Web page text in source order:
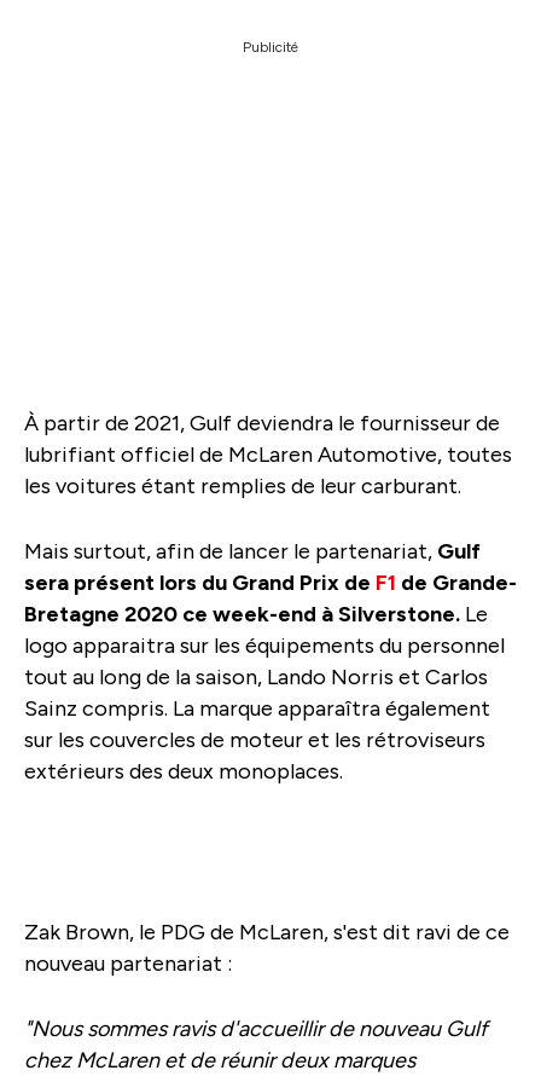
Publicité
À partir de 2021, Gulf deviendra le fournisseur de
lubrifiant officiel de McLaren Automotive, toutes
les voitures étant remplies de leur carburant.
Mais surtout, afin de lancer le partenariat, Gulf
sera présent lors du Grand Prix de F1 de Grande-
Bretagne 2020 ce week-end à Silverstone. Le
logo apparaitra sur les équipements du personnel
tout au long de la saison, Lando Norris et Carlos
Sainz compris. La marque apparaîtra également
sur les couvercles de moteur et les rétroviseurs
extérieurs des deux monoplaces.
Zak Brown, le PDG de McLaren, s'est dit ravi de ce
nouveau partenariat :
"Nous sommes ravis d'accueillir de nouveau Gulf
chez McLaren et de réunir deux marques